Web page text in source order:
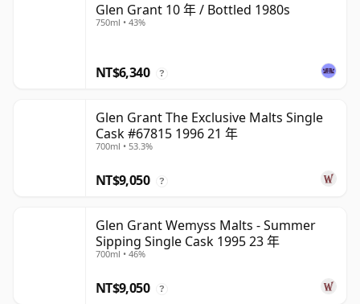
Glen Grant 10 年 / Bottled 1980s
750ml • 43%
NT$6,340 ?
Glen Grant The Exclusive Malts Single
Cask #67815 1996 21 年
700ml • 53.3%
NT$9,050 ?
Glen Grant Wemyss Malts - Summer
Sipping Single Cask 1995 23 年
700ml • 46%
NT$9,050 ?